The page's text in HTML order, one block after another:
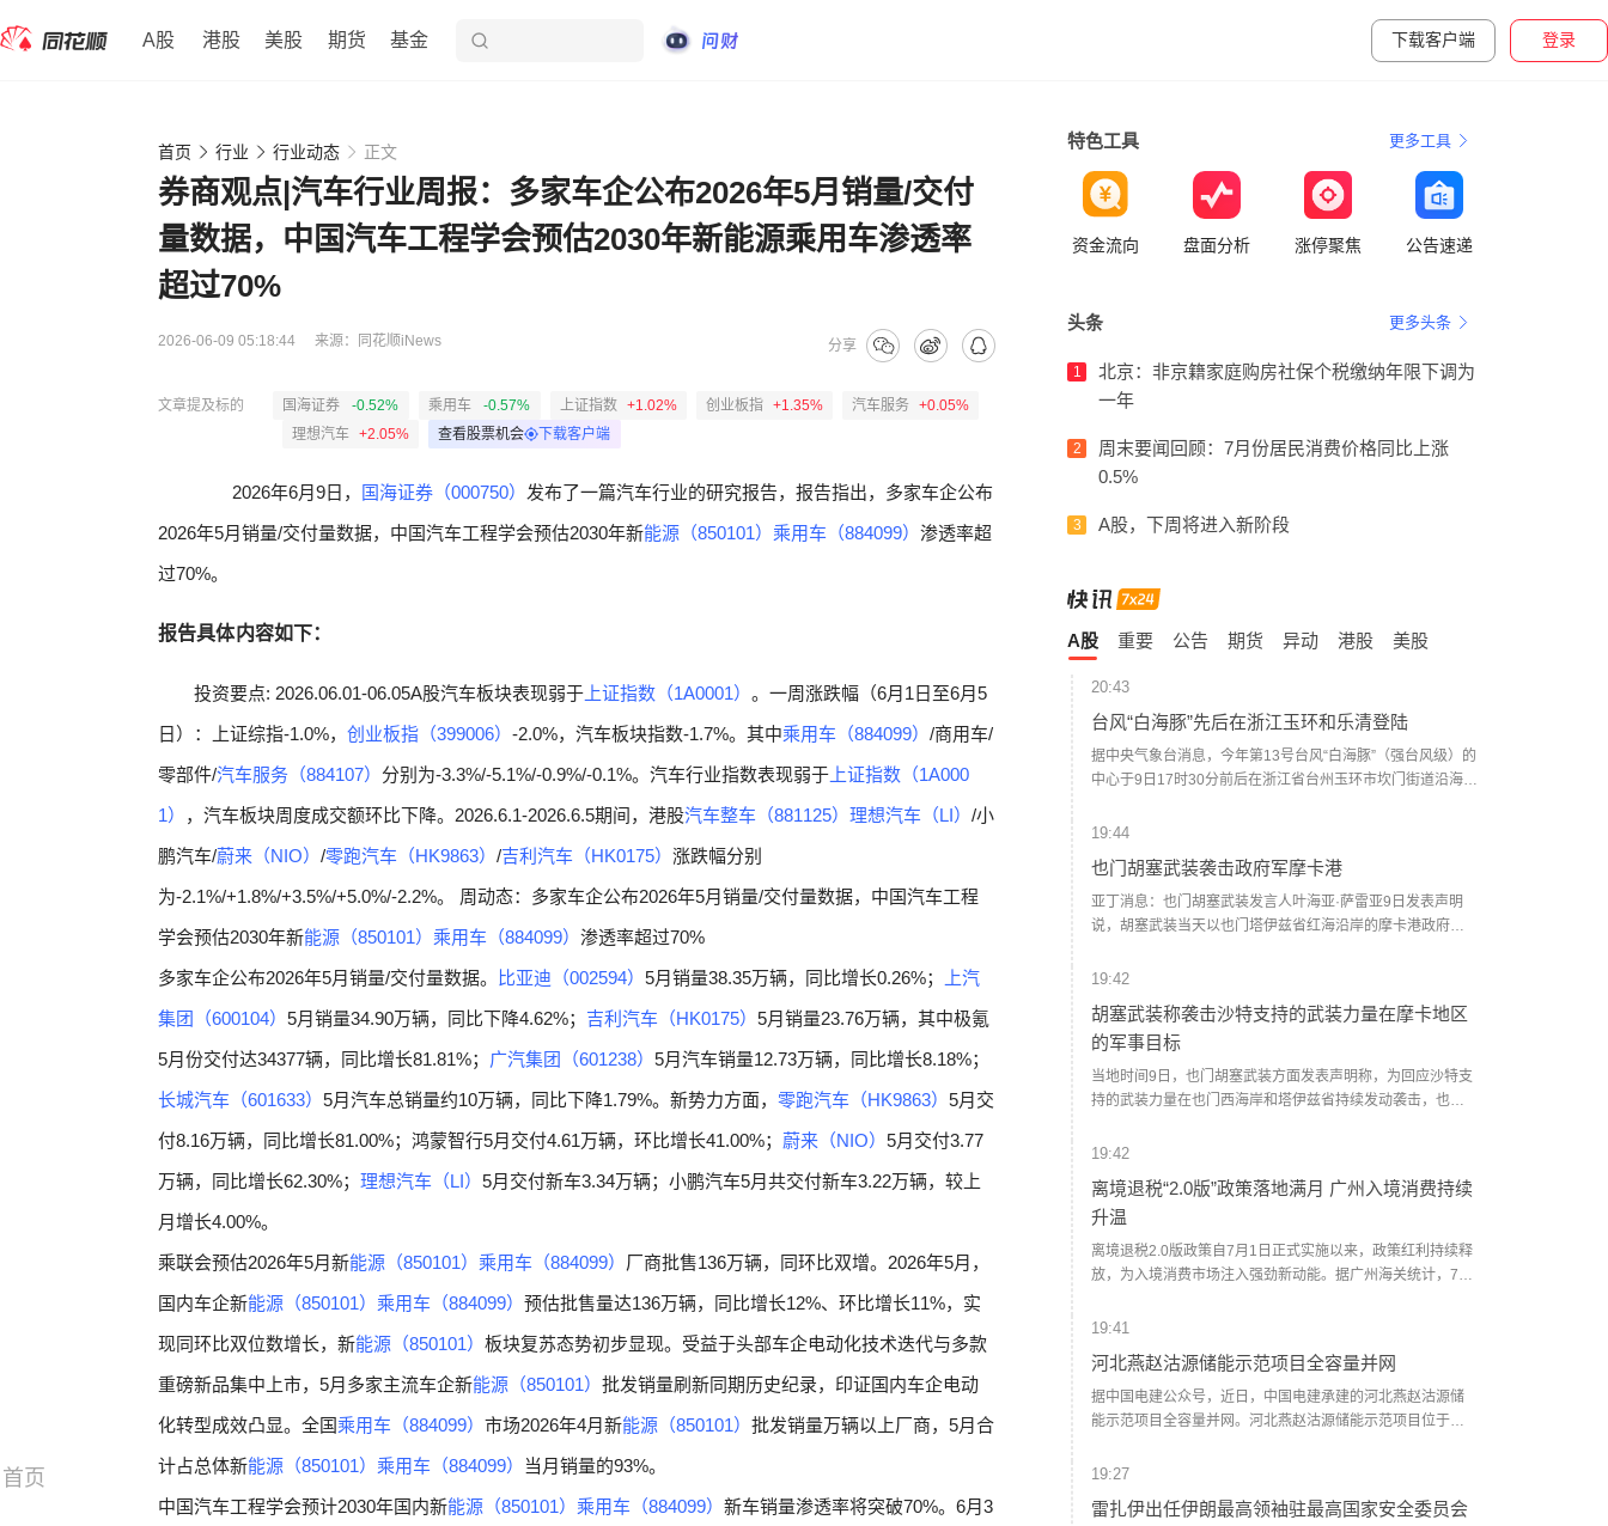
A股 港股 美股 期货 基金 下载客户端 登录
首页
首页 行业 行业动态 正文
券商观点|汽车行业周报：多家车企公布2026年5月销量/交付
量数据，中国汽车工程学会预估2030年新能源乘用车渗透率
超过70%
2026-06-09 05:18:44 来源： 同花顺iNews 分享
文章提及标的 国海证券 -0.52% 乘用车 -0.57% 上证指数 +1.02% 创业板指 +1.35% 汽车服务 +0.05%
理想汽车 +2.05% 查看股票机会 下载客户端
2026年6月9日， 国海证券（000750） 发布了一篇汽车行业的研究报告，报告指出，多家车企公布
2026年5月销量/交付量数据，中国汽车工程学会预估2030年新能源（850101） 乘用车（884099） 渗透率超
过70%。
报告具体内容如下：
投资要点: 2026.06.01-06.05A股汽车板块表现弱于 上证指数（1A0001） 。一周涨跌幅（6月1日至6月5
日）：上证综指-1.0%， 创业板指（399006） -2.0%，汽车板块指数-1.7%。其中乘用车（884099） /商用车/
零部件/汽车服务（884107） 分别为-3.3%/-5.1%/-0.9%/-0.1%。汽车行业指数表现弱于 上证指数（1A000
1）
，汽车板块周度成交额环比下降。2026.6.1-2026.6.5期间，港股汽车整车（881125） 理想汽车（LI） /小
鹏汽车/蔚来（NIO） /零跑汽车（HK9863） /吉利汽车（HK0175） 涨跌幅分别
为-2.1%/+1.8%/+3.5%/+5.0%/-2.2%。 周动态：多家车企公布2026年5月销量/交付量数据，中国汽车工程
学会预估2030年新能源（850101） 乘用车（884099） 渗透率超过70%
多家车企公布2026年5月销量/交付量数据。
比亚迪（002594） 5月销量38.35万辆，同比增长0.26%；
上汽
集团（600104） 5月销量34.90万辆，同比下降4.62%； 吉利汽车（HK0175） 5月销量23.76万辆，其中极氪
5月份交付达34377辆，同比增长81.81%； 广汽集团（601238） 5月汽车销量12.73万辆，同比增长8.18%；
长城汽车（601633） 5月汽车总销量约10万辆，同比下降1.79%。新势力方面， 零跑汽车（HK9863） 5月交
付8.16万辆，同比增长81.00%；鸿蒙智行5月交付4.61万辆，环比增长41.00%； 蔚来（NIO） 5月交付3.77
万辆，同比增长62.30%； 理想汽车（LI） 5月交付新车3.34万辆；小鹏汽车5月共交付新车3.22万辆，较上
月增长4.00%。
乘联会预估2026年5月新能源（850101） 乘用车（884099） 厂商批售136万辆，同环比双增。2026年5月，
国内车企新能源（850101） 乘用车（884099） 预估批售量达136万辆，同比增长12%、环比增长11%，实
现同环比双位数增长，新能源（850101） 板块复苏态势初步显现。受益于头部车企电动化技术迭代与多款
重磅新品集中上市，5月多家主流车企新能源（850101） 批发销量刷新同期历史纪录，印证国内车企电动
化转型成效凸显。全国乘用车（884099） 市场2026年4月新能源（850101） 批发销量万辆以上厂商，5月合
计占总体新能源（850101） 乘用车（884099）
当月销量的93%。
中国汽车工程学会预计2030年国内新能源（850101） 乘用车（884099） 新车销量渗透率将突破70%。6月3
特色工具 更多工具
资金流向 盘面分析 涨停聚焦 公告速递
头条 更多头条
1
北京：非京籍家庭购房社保个税缴纳年限下调为
一年
2
周末要闻回顾：7月份居民消费价格同比上涨
0.5%
3 A股，下周将进入新阶段
A股 重要 公告 期货 异动 港股 美股
20:43
台风“白海豚”先后在浙江玉环和乐清登陆
据中央气象台消息，今年第13号台风“白海豚”（强台风级）的
中心于9日17时30分前后在浙江省台州玉环市坎门街道沿海登
气压为945百帕。登陆玉环后，“白海豚”（台风级）的中心于
江省气象台提醒，台风“白海豚”登陆后将贯穿浙江，强风暴雨
范围广、影响时间长，可能引发山洪、地质灾害、中小河流
洪水和城市积涝等次生灾害，需全力做好台风灾害防御。(新
19:44
也门胡塞武装袭击政府军摩卡港
亚丁消息：也门胡塞武装发言人叶海亚·萨雷亚9日发表声明
说，胡塞武装当天以也门塔伊兹省红海沿岸的摩卡港政府军
大规模攻击。 据也门政府媒体9日援引摩卡港负责人阿卜杜勒
空部队在摩卡上空拦截了胡塞武装的无人机。 社交媒体上流
传的视频画面显示，遭袭现场浓烟滚滚。 一名摩卡当地官员
告诉新华社记者，该港口遭到弹道导弹和无人机的猛烈攻
击，港口设施被严重破坏。一些港口工作人员被困，但尚未
19:42
胡塞武装称袭击沙特支持的武装力量在摩卡地区
的军事目标
当地时间9日，也门胡塞武装方面发表声明称，为回应沙特支
持的武装力量在也门西海岸和塔伊兹省持续发动袭击，也门
和武器库发动了一次“大规模、高强度”军事行动。声明称，此
装力量在摩卡地区的军事集结人员及武器仓库。声明称，袭
击“命中准确”，造成相关武器装备大范围损毁，并导致数十人
死伤，其中包括沙特人员。声明还称，也门胡塞武装将继续
监视和跟踪沙特支持的武装力量的军事调动和人员集结，并
19:42
离境退税“2.0版”政策落地满月 广州入境消费持续
升温
离境退税2.0版政策自7月1日正式实施以来，政策红利持续释
放，为入境消费市场注入强劲新动能。据广州海关统计，7月
请单约1.9万份，申请单金额约1亿元，同比分别增长约5倍、
外旅客离境退税申请单超8.9万份，申请单金额超4.86亿元，
同比分别增长7.5倍、1.4倍。(人民财讯)
19:41
河北燕赵沽源储能示范项目全容量并网
据中国电建公众号，近日，中国电建承建的河北燕赵沽源储
能示范项目全容量并网。河北燕赵沽源储能示范项目位于张
酸铁锂储能系统，共安装48组6.25兆瓦/12.5兆瓦时储能单
(人民财讯)
19:27
雷扎伊出任伊朗最高领袖驻最高国家安全委员会